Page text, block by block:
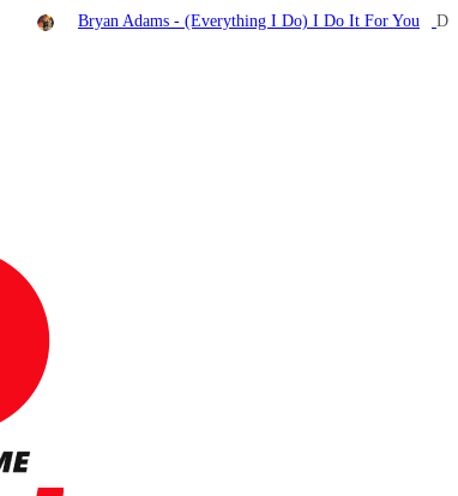
Bryan Adams - (Everything I Do) I Do It For You